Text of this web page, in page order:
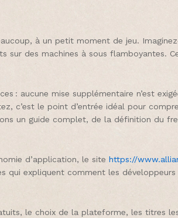
à un petit moment de jeu.
sur des machines à sous flamboyantes.
: aucune mise supplémentaire n’est
c’est le point d’entrée idéal pour
un guide complet, de la définition du
d’application, le site https://
qui expliquent comment les
le choix de la plateforme, les titres